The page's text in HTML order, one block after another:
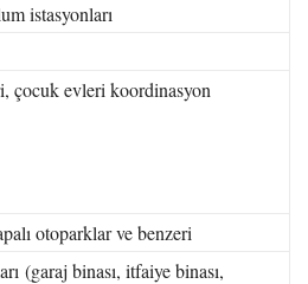
istasyonları
çocuk evleri koordinasyon
otoparklar ve benzeri
(garaj binası, itfaiye binası,